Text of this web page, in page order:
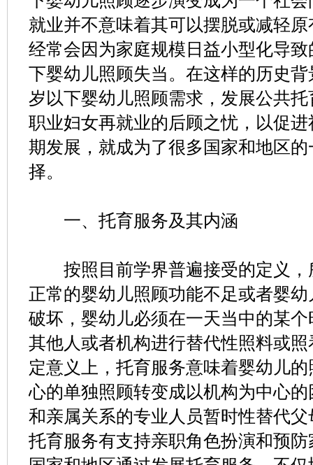
就业并不意味着其可以摆脱或减轻
经常会因为家庭规模日益小型化导致
下婴幼儿照顾失当。在这样的历史
岁以下婴幼儿照顾需求，发展公共
职业妇女再就业的后顾之忧，以促
期发展，就成为了很多国家和地区
择。
一、托育服务及其内涵
按照目前学界普遍接受的定义，
正常的婴幼儿照顾功能不足或者婴
破坏，婴幼儿必须在一天当中的某
其他人或者机构进行替代性照料或
定意义上，托育服务意味着婴幼儿
心的单独照顾转变成以机构为中心
和亲属关系的专业人员暂时性替代
托育服务有支持亲职角色扮演和预